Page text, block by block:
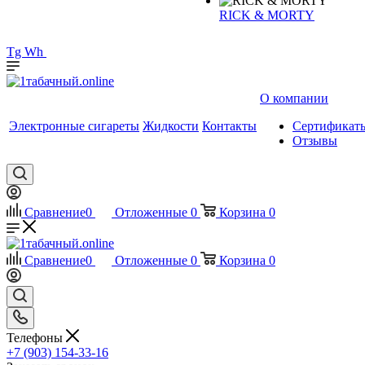
RICK & MORTY
Tg Wh
Электронные сигареты Жидкости Контакты
О компании
Отзывы
Сравнение0 Отложенные 0 Корзина 0
Сравнение0 Отложенные 0 Корзина 0
Телефоны
+7 (903) 154-33-16